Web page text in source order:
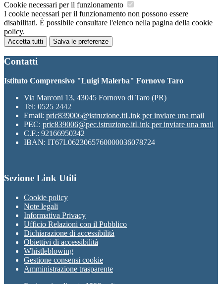
Cookie necessari per il funzionamento
I cookie necessari per il funzionamento non possono essere
disabilitati. È possibile consultare l'elenco nella pagina della cookie
policy.
Accetta tutti Salva le preferenze
Contatti
Istituto Comprensivo "Luigi Malerba" Fornovo Taro
Via Marconi 13, 43045 Fornovo di Taro (PR)
Tel: 0525 2442
Email: pric839006@istruzione.itLink per inviare una mail
PEC: pric839006@pec.istruzione.itLink per inviare una mail
C.F.: 92166950342
IBAN: IT67L0623065760000036078724
Sezione Link Utili
Cookie policy
Note legali
Informativa Privacy
Ufficio Relazioni con il Pubblico
Dichiarazione di accessibilità
Obiettivi di accessibilità
Whistleblowing
Gestione consensi cookie
Amministrazione trasparente